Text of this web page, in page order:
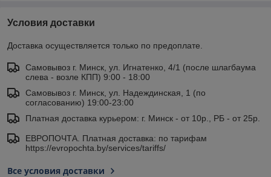
Условия доставки
Доставка осуществляется только по предоплате.
Самовывоз г. Минск, ул. Игнатенко, 4/1 (после шлагбаума
слева - возле КПП) 9:00 - 18:00
Самовывоз г. Минск, ул. Надеждинская, 1 (по
согласованию) 19:00-23:00
Платная доставка курьером: г. Минск - от 10р., РБ - от 25р.
ЕВРОПОЧТА. Платная доставка: по тарифам
https://evropochta.by/services/tariffs/
Все условия доставки